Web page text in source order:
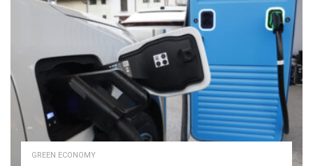
GREEN ECONOMY